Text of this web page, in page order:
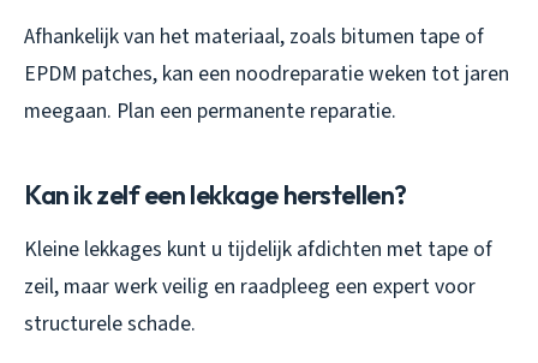
Afhankelijk van het materiaal, zoals bitumen tape of
EPDM patches, kan een noodreparatie weken tot jaren
meegaan. Plan een permanente reparatie.
Kan ik zelf een lekkage herstellen?
Kleine lekkages kunt u tijdelijk afdichten met tape of
zeil, maar werk veilig en raadpleeg een expert voor
structurele schade.